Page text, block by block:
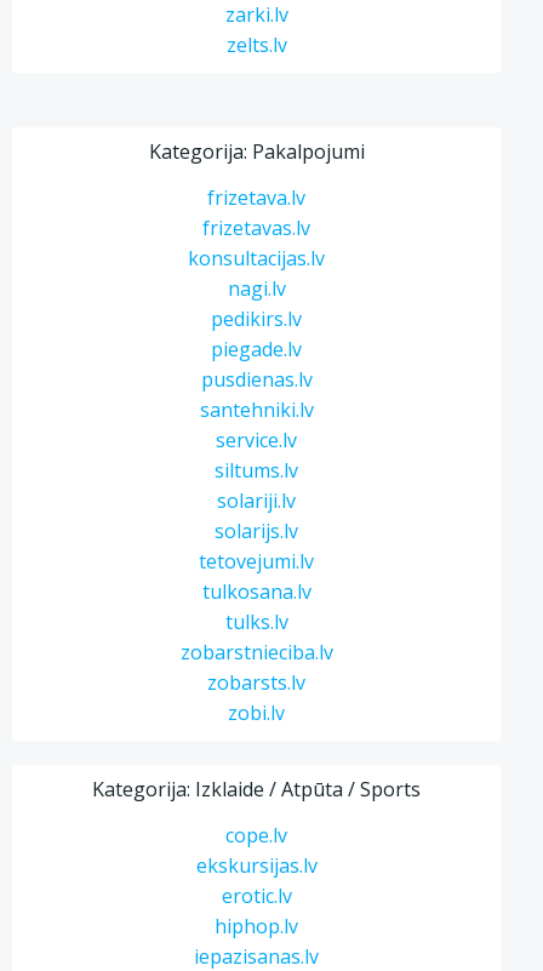
zarki.lv
zelts.lv
Kategorija: Pakalpojumi
frizetava.lv
frizetavas.lv
konsultacijas.lv
nagi.lv
pedikirs.lv
piegade.lv
pusdienas.lv
santehniki.lv
service.lv
siltums.lv
solariji.lv
solarijs.lv
tetovejumi.lv
tulkosana.lv
tulks.lv
zobarstnieciba.lv
zobarsts.lv
zobi.lv
Kategorija: Izklaide / Atpūta / Sports
cope.lv
ekskursijas.lv
erotic.lv
hiphop.lv
iepazisanas.lv